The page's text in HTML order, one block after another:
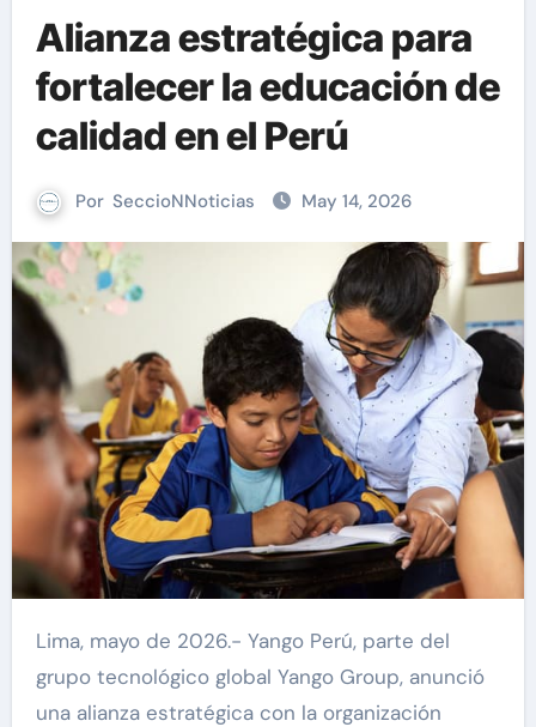
Alianza estratégica para
fortalecer la educación de
calidad en el Perú
Por SeccioNNoticias May 14, 2026
Lima, mayo de 2026.- Yango Perú, parte del
grupo tecnológico global Yango Group, anunció
una alianza estratégica con la organización